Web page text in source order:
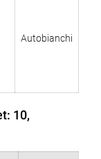
Autobianchi
10,